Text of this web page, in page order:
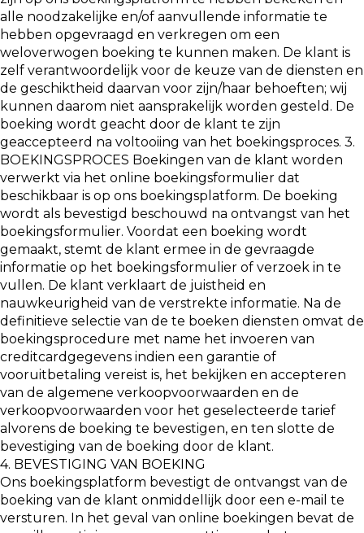
alle noodzakelijke en/of aanvullende informatie te
hebben opgevraagd en verkregen om een
weloverwogen boeking te kunnen maken. De klant is
zelf verantwoordelijk voor de keuze van de diensten en
de geschiktheid daarvan voor zijn/haar behoeften; wij
kunnen daarom niet aansprakelijk worden gesteld. De
boeking wordt geacht door de klant te zijn
geaccepteerd na voltooiing van het boekingsproces. 3.
BOEKINGSPROCES Boekingen van de klant worden
verwerkt via het online boekingsformulier dat
beschikbaar is op ons boekingsplatform. De boeking
wordt als bevestigd beschouwd na ontvangst van het
boekingsformulier. Voordat een boeking wordt
gemaakt, stemt de klant ermee in de gevraagde
informatie op het boekingsformulier of verzoek in te
vullen. De klant verklaart de juistheid en
nauwkeurigheid van de verstrekte informatie. Na de
definitieve selectie van de te boeken diensten omvat de
boekingsprocedure met name het invoeren van
creditcardgegevens indien een garantie of
vooruitbetaling vereist is, het bekijken en accepteren
van de algemene verkoopvoorwaarden en de
verkoopvoorwaarden voor het geselecteerde tarief
alvorens de boeking te bevestigen, en ten slotte de
bevestiging van de boeking door de klant.
4. BEVESTIGING VAN BOEKING
Ons boekingsplatform bevestigt de ontvangst van de
boeking van de klant onmiddellijk door een e-mail te
versturen. In het geval van online boekingen bevat de